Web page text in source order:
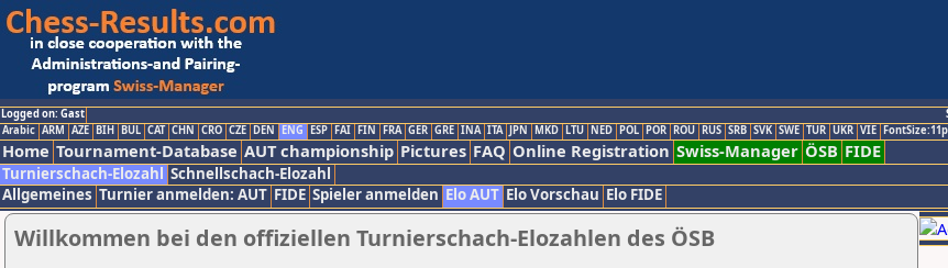
Logged on: Gast
Arabic ARM AZE BIH BUL CAT CHN CRO CZE DEN ENG ESP FAI FIN FRA GER GRE INA ITA JPN MKD LTU NED POL POR ROU RUS SRB SVK SWE TUR UKR VIE
Home Tournament-Database AUT championship Pictures FAQ Online Registration Swiss-Manager ÖSB FIDE
Turnierschach-Elozahl Schnellschach-Elozahl
Allgemeines Turnier anmelden: AUT FIDE Spieler anmelden Elo AUT Elo Vorschau Elo FIDE
Willkommen bei den offiziellen Turnierschach-Elozahlen des ÖSB